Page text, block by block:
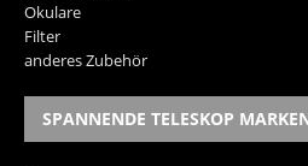
Okulare
Filter
anderes Zubehör
SPANNENDE TELESKOP